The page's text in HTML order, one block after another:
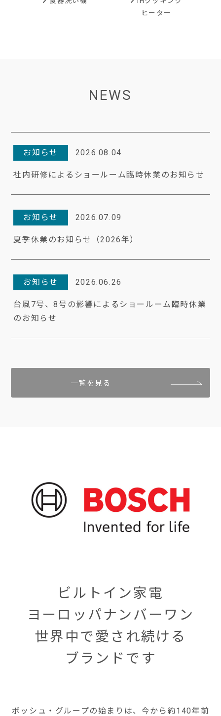
ヒーター
NEWS
お知らせ 2026.08.04
社内研修によるショールーム臨時休業のお知らせ
お知らせ 2026.07.09
夏季休業のお知らせ（2026年）
お知らせ 2026.06.26
台風7号、8号の影響によるショールーム臨時休業
のお知らせ
一覧を見る
ビルトイン家電
ヨーロッパナンバーワン
世界中で愛され続ける
ブランドです
ボッシュ・グループの始まりは、今から約140年前